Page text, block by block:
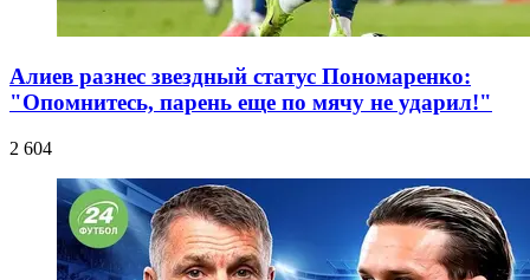
Алиев разнес звездный статус Пономаренко:
"Опомнитесь, парень еще по мячу не ударил!"
2 604